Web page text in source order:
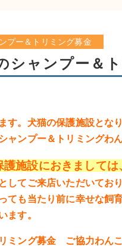
プー＆トリミング募金
シャンプー＆
す。犬猫の保護施設となり
ャンプー＆トリミングわ
施設におきまして
してご来店いただいており
ても当たり前に幸せな飼
ます。
ミング募金 ご協力わん